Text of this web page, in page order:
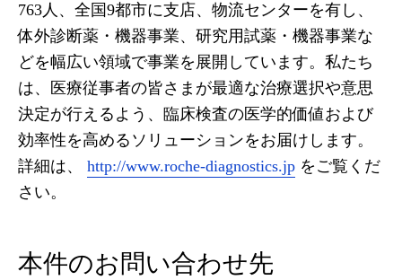
763人、全国9都市に支店、物流センターを有し、
体外診断薬・機器事業、研究用試薬・機器事業な
どを幅広い領域で事業を展開しています。私たち
は、医療従事者の皆さまが最適な治療選択や意思
決定が行えるよう、臨床検査の医学的価値および
効率性を高めるソリューションをお届けします。
詳細は、
http://www.roche-diagnostics.jp をご覧くだ
さい。
本件のお問い合わせ先